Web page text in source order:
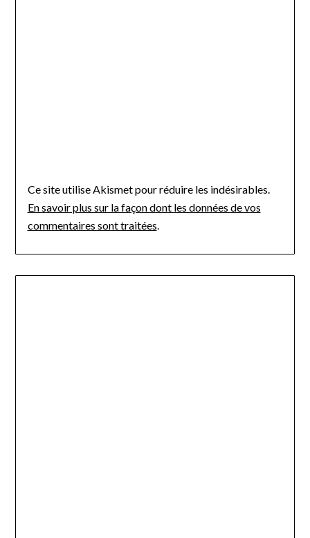
Ce site utilise Akismet pour réduire les indésirables.
En savoir plus sur la façon dont les données de vos
commentaires sont traitées.